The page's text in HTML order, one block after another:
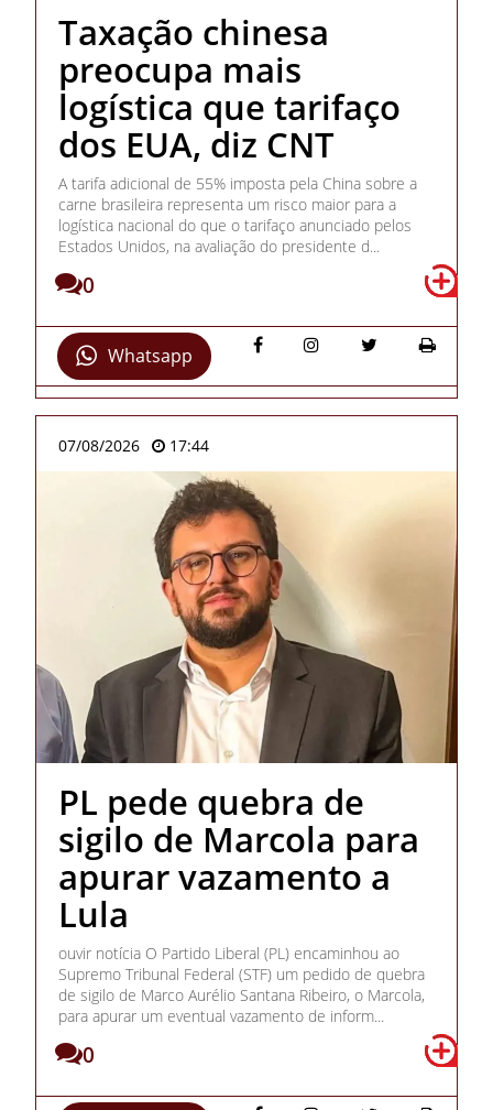
Taxação chinesa
preocupa mais
logística que tarifaço
dos EUA, diz CNT
A tarifa adicional de 55% imposta pela China sobre a
carne brasileira representa um risco maior para a
logística nacional do que o tarifaço anunciado pelos
Estados Unidos, na avaliação do presidente d...
0
Whatsapp
07/08/2026 17:44
PL pede quebra de
sigilo de Marcola para
apurar vazamento a
Lula
ouvir notícia O Partido Liberal (PL) encaminhou ao
Supremo Tribunal Federal (STF) um pedido de quebra
de sigilo de Marco Aurélio Santana Ribeiro, o Marcola,
para apurar um eventual vazamento de inform...
0